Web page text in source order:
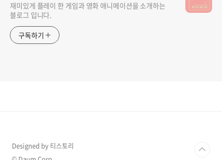
재미있게 플레이 한 게임과 영화 애니메이션을 소개하는
블로그 입니다.
구독하기
Designed by 티스토리